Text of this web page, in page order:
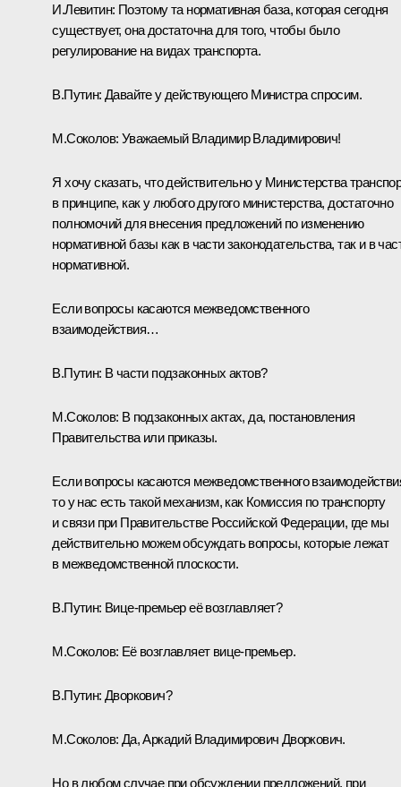
И.Левитин: Поэтому та нормативная база, которая сегодня
существует, она достаточна для того, чтобы было
регулирование на видах транспорта.
В.Путин: Давайте у действующего Министра спросим.
М.Соколов: Уважаемый Владимир Владимирович!
Я хочу сказать, что действительно у Министерства
в принципе, как у любого другого министерства, достаточно
полномочий для внесения предложений по изменению
нормативной базы как в части законодательства, так и в
нормативной.
Если вопросы касаются межведомственного
взаимодействия…
В.Путин: В части подзаконных актов?
М.Соколов: В подзаконных актах, да, постановления
Правительства или приказы.
Если вопросы касаются межведомственного
то у нас есть такой механизм, как Комиссия по транспорту
и связи при Правительстве Российской Федерации, где мы
действительно можем обсуждать вопросы, которые лежат
в межведомственной плоскости.
В.Путин: Вице-премьер её возглавляет?
М.Соколов: Её возглавляет вице-премьер.
В.Путин: Дворкович?
М.Соколов: Да, Аркадий Владимирович Дворкович.
Но в любом случае при обсуждении предложений, при